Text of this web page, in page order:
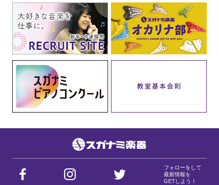
フォローをして
最新情報を
GETしよう！